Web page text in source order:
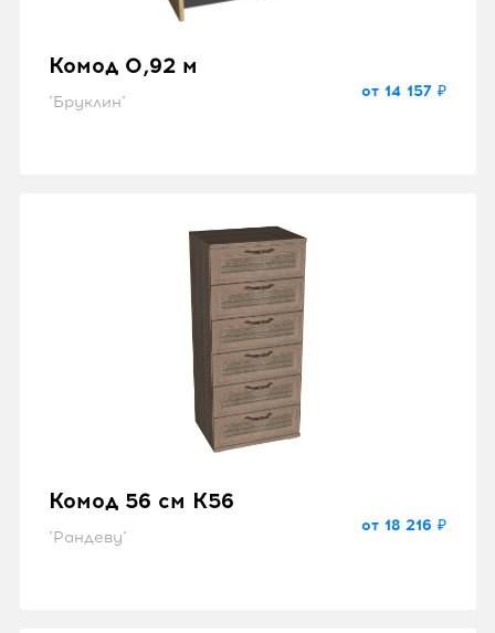
Комод 0,92 м
"Бруклин"
от 14 157 ₽
Комод 56 см K56
"Рандеву"
от 18 216 ₽